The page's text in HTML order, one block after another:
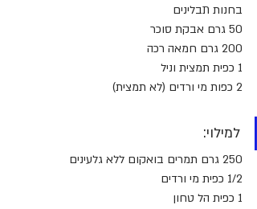
בחנות תבלינים
50 גרם אבקת סוכר
200 גרם חמאה רכה
1 כפית תמצית וניל
2 כפות מי ורדים (לא תמצית)
למילוי:
250 גרם תמרים בואקום ללא גלעינים
1/2 כפית מי ורדים
1 כפית הל טחון